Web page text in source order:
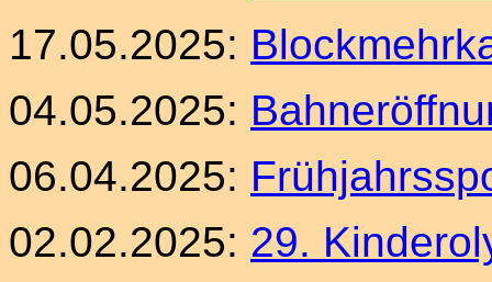
17.05.2025:
04.05.2025:
06.04.2025:
02.02.2025: 29.